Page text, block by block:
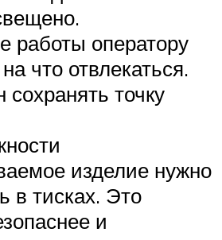
работы оператору
что отвлекаться.
точку
изделие нужно
в тисках. Это
и